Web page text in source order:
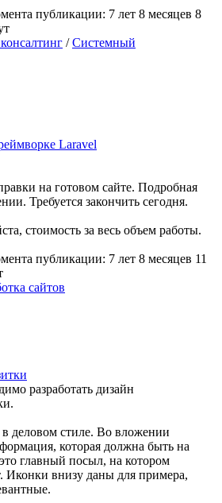
публикации: 7 лет 8 месяцев 8
/Системный
Laravel
на готовом сайте. Подробная
Требуется закончить сегодня.
стоимость за весь объем работы.
публикации: 7 лет 8 месяцев 11
сайтов
разработать дизайн
деловом стиле. Во вложении
которая должна быть на
главный посыл, на котором
Иконки внизу даны для примера,